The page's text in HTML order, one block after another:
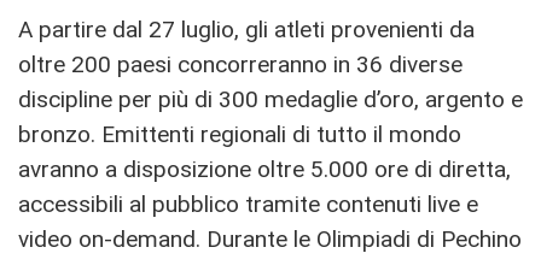
A partire dal 27 luglio, gli atleti provenienti da
oltre 200 paesi concorreranno in 36 diverse
discipline per più di 300 medaglie d’oro, argento e
bronzo. Emittenti regionali di tutto il mondo
avranno a disposizione oltre 5.000 ore di diretta,
accessibili al pubblico tramite contenuti live e
video on-demand. Durante le Olimpiadi di Pechino